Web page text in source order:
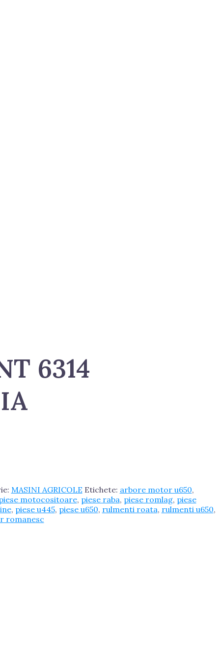
6314
MASINI AGRICOLE Etichete: arbore motor u650,
motocositoare, piese raba, piese romlag, piese
, piese u445, piese u650, rulmenti roata, rulmenti u650,
romanesc